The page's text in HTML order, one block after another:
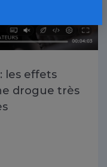
les effets
drogue très